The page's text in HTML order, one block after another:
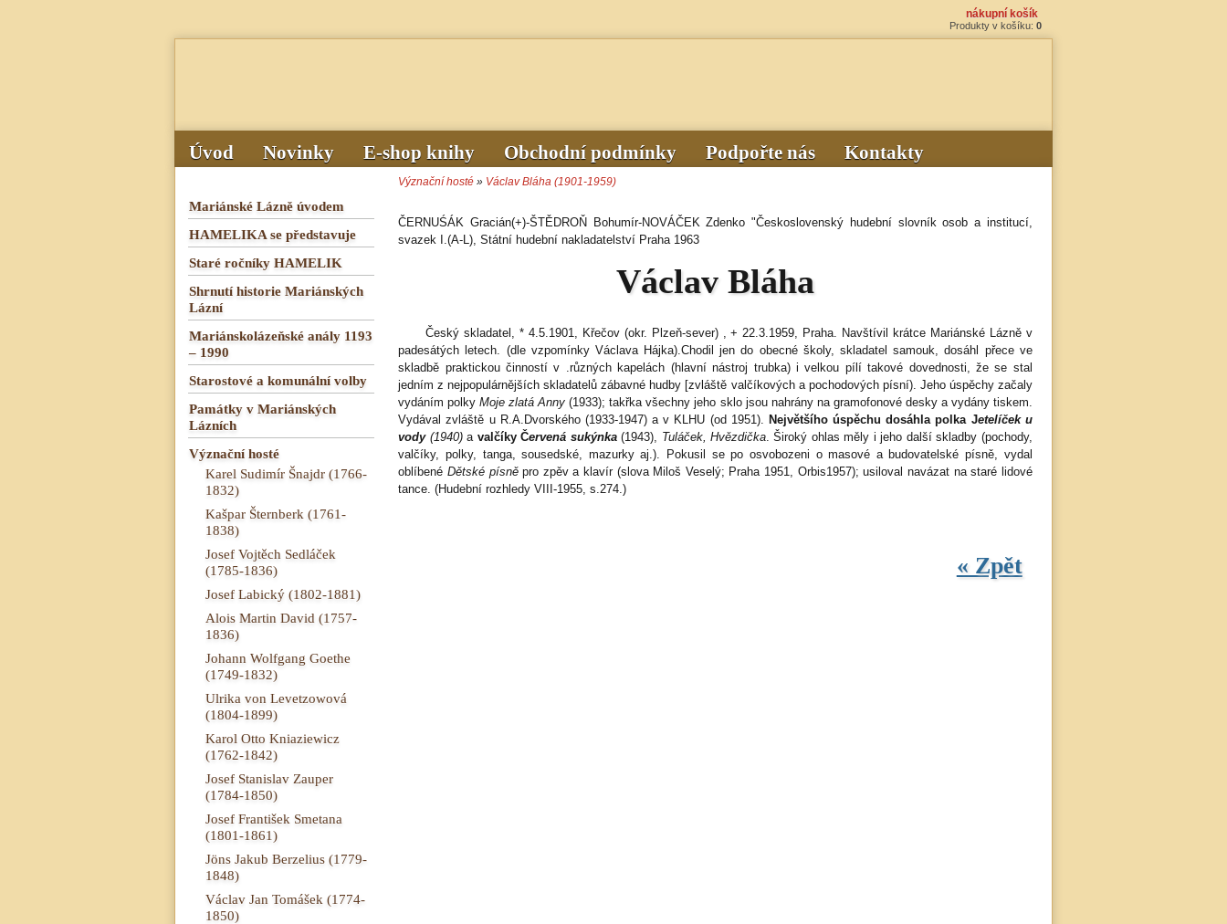
nákupní košík
Produkty v košíku: 0
Úvod Novinky E-shop knihy Obchodní podmínky Podpořte nás Kontakty
Mariánské Lázně úvodem
HAMELIKA se představuje
Staré ročníky HAMELIK
Shrnutí historie Mariánských
Lázní
Mariánskolázeňské anály 1193
– 1990
Starostové a komunální volby
Památky v Mariánských
Lázních
Význační hosté
Karel Sudimír Šnajdr (1766-
1832)
Kašpar Šternberk (1761-
1838)
Josef Vojtěch Sedláček
(1785-1836)
Josef Labický (1802-1881)
Alois Martin David (1757-
1836)
Johann Wolfgang Goethe
(1749-1832)
Ulrika von Levetzowová
(1804-1899)
Karol Otto Kniaziewicz
(1762-1842)
Josef Stanislav Zauper
(1784-1850)
Josef František Smetana
(1801-1861)
Jöns Jakub Berzelius (1779-
1848)
Václav Jan Tomášek (1774-
1850)
Význační hosté » Václav Bláha (1901-1959)
ČERNUŚÁK Gracián(+)-ŠTĚDROŇ Bohumír-NOVÁČEK Zdenko "Československý hudební slovník osob a institucí,
svazek I.(A-L), Státní hudební nakladatelství Praha 1963
Václav Bláha
Český skladatel, * 4.5.1901, Křečov (okr. Plzeň-sever) , + 22.3.1959, Praha. Navštívil krátce Mariánské Lázně v
padesátých letech. (dle vzpomínky Václava Hájka).Chodil jen do obecné školy, skladatel samouk, dosáhl přece ve
skladbě praktickou činností v .různých kapelách (hlavní nástroj trubka) i velkou pílí takové dovednosti, že se stal
jedním z nejpopulárnějších skladatelů zábavné hudby [zvláště valčíkových a pochodových písní). Jeho úspěchy začaly
vydáním polkyMoje zlatá Anny(1933); takřka všechny jeho sklo jsou nahrány na gramofonové desky a vydány tiskem.
Vydával zvláště u R.A.Dvorského (1933-1947) a v KLHU (od 1951). Největšího úspěchu dosáhla polka Jetelíček u
vody(1940)a valčíky Červená sukýnka (1943), Tuláček, Hvězdička. Široký ohlas měly i jeho další skladby (pochody,
valčíky, polky, tanga, sousedské, mazurky aj.). Pokusil se po osvobozeni o masové a budovatelské písně, vydal
oblíbené Dětské písněpro zpěv a klavír (slova Miloš Veselý; Praha 1951, Orbis1957); usiloval navázat na staré lidové
tance. (Hudební rozhledy VIII-1955, s.274.)
« Zpět